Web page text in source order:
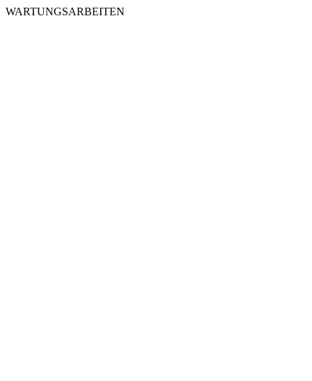
WARTUNGSARBEITEN